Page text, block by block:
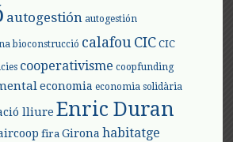
autogestión autogestión
bioconstrucció calafouCIC CIC
cooperativisme coopfunding
economia economia solidària
lliure Enric Duran
fira Girona habitatge